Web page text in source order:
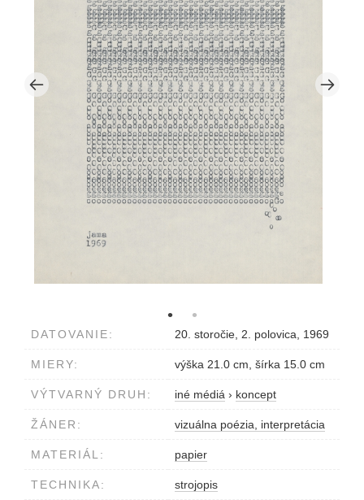
DATOVANIE: 20. storočie, 2. polovica, 1969
MIERY: výška 21.0 cm, šírka 15.0 cm
VÝTVARNÝ DRUH: iné médiá › koncept
ŽÁNER: vizuálna poézia, interpretácia
MATERIÁL: papier
TECHNIKA: strojopis